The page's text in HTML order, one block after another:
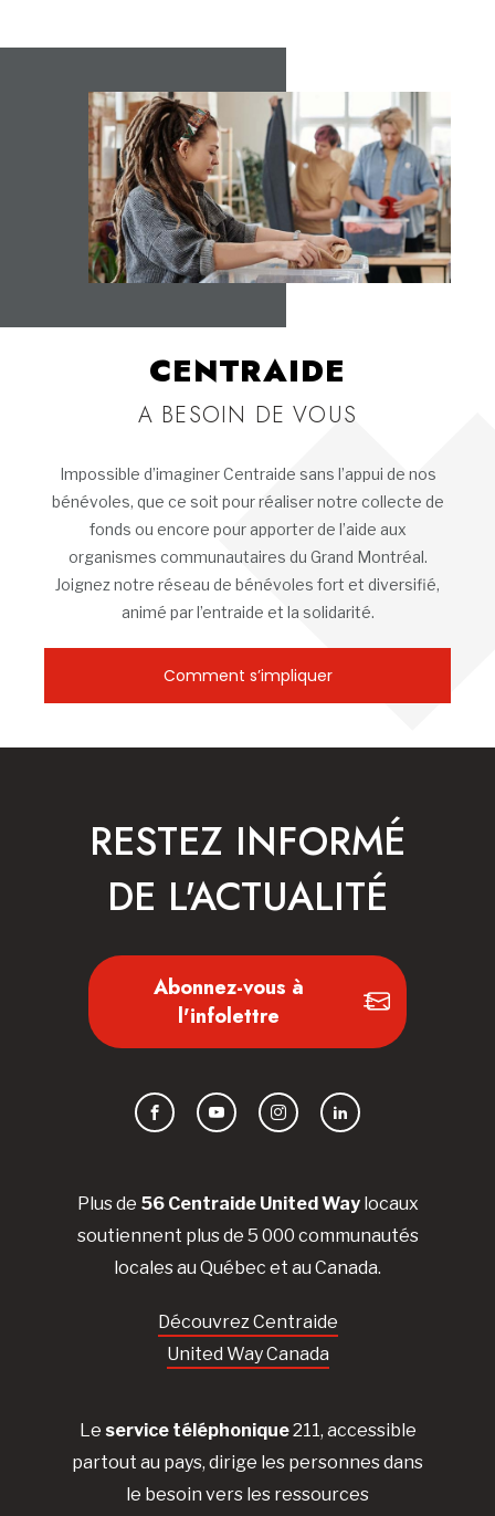
CENTRAIDE
A BESOIN DE VOUS
Impossible d’imaginer Centraide sans l’appui de nos
bénévoles, que ce soit pour réaliser notre collecte de
fonds ou encore pour apporter de l’aide aux
organismes communautaires du Grand Montréal.
Joignez notre réseau de bénévoles fort et diversifié,
animé par l’entraide et la solidarité.
Comment s’impliquer
Plus de 56 Centraide United Waylocaux
soutiennent plus de 5 000 communautés
locales au Québec et au Canada.
Découvrez Centraide
United Way Canada
Le service téléphonique211, accessible
partout au pays, dirige les personnes dans
le besoin vers les ressources
RESTEZ INFORMÉ
DE L'ACTUALITÉ
Abonnez-vous à
l'infolettre
FacebookYouTubeInstagramLinkedIn